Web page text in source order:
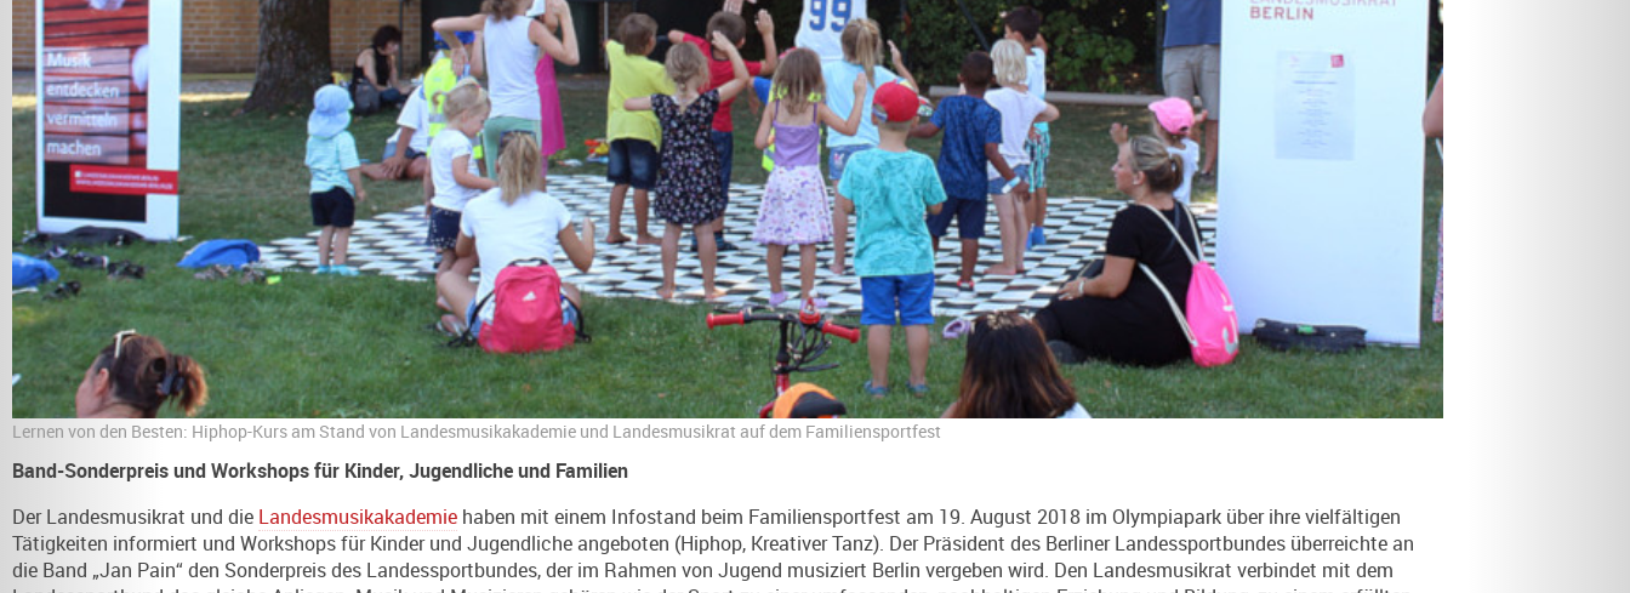
Lernen von den Besten: Hiphop-Kurs am Stand von Landesmusikakademie und Landesmusikrat auf dem Familiensportfest
Band-Sonderpreis und Workshops für Kinder, Jugendliche und Familien
Der Landesmusikrat und die Landesmusikakademie haben mit einem Infostand beim Familiensportfest am 19. August 2018 im Olympiapark über ihre vielfältigen
Tätigkeiten informiert und Workshops für Kinder und Jugendliche angeboten (Hiphop, Kreativer Tanz). Der Präsident des Berliner Landessportbundes überreichte an
die Band „Jan Pain“ den Sonderpreis des Landessportbundes, der im Rahmen von Jugend musiziert Berlin vergeben wird. Den Landesmusikrat verbindet mit dem